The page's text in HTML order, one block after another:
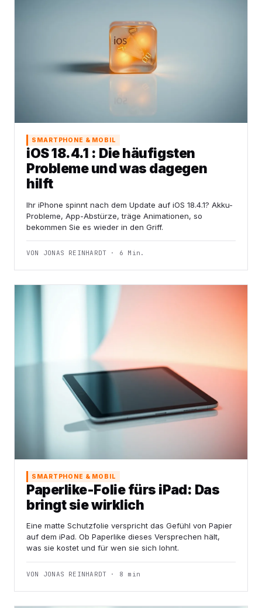
SMARTPHONE & MOBIL
iOS 18.4.1 : Die häufigsten
Probleme und was dagegen
hilft
Ihr iPhone spinnt nach dem Update auf iOS 18.4.1? Akku-
Probleme, App-Abstürze, träge Animationen, so
bekommen Sie es wieder in den Griff.
VON JONAS REINHARDT · 6 Min.
SMARTPHONE & MOBIL
Paperlike-Folie fürs iPad: Das
bringt sie wirklich
Eine matte Schutzfolie verspricht das Gefühl von Papier
auf dem iPad. Ob Paperlike dieses Versprechen hält,
was sie kostet und für wen sie sich lohnt.
VON JONAS REINHARDT · 8 min